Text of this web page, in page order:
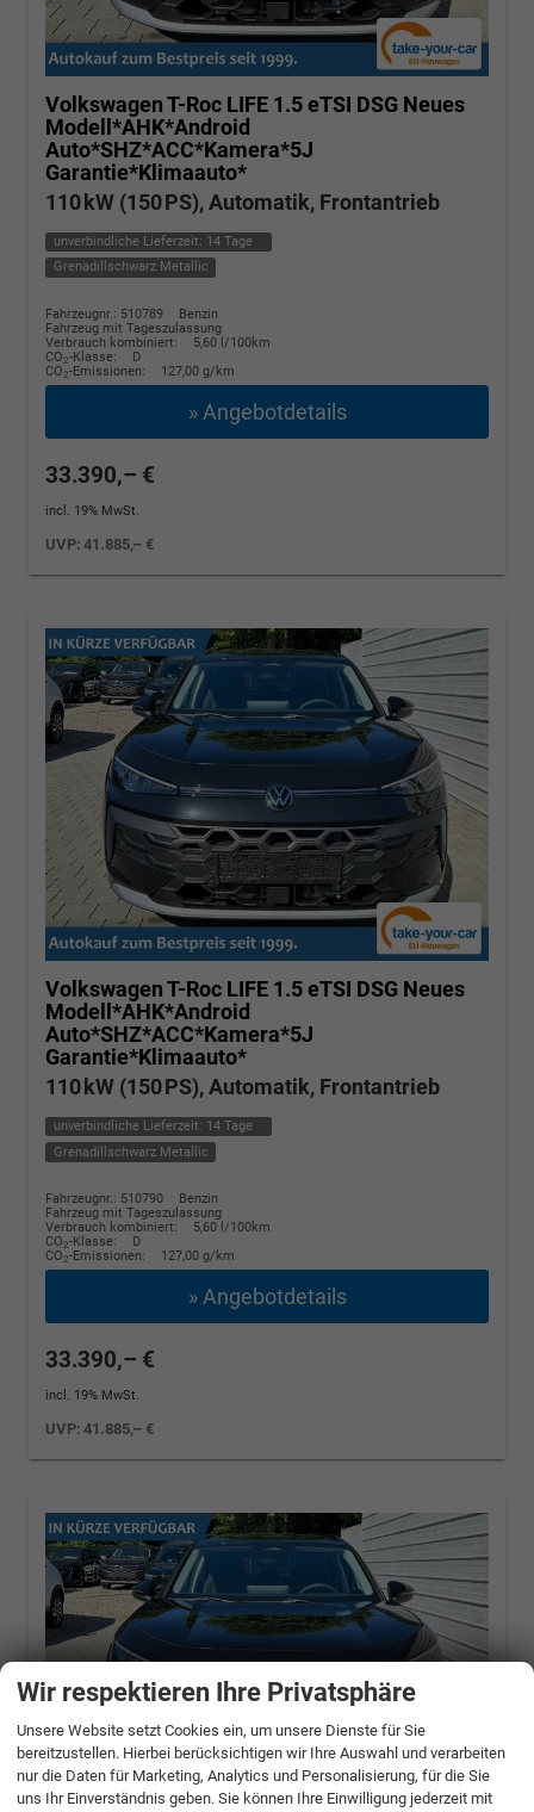
Volkswagen T-Roc LIFE 1.5 eTSI DSG Neues
Modell*AHK*Android
Auto*SHZ*ACC*Kamera*5J
Garantie*Klimaauto*
110 kW (150 PS), Automatik, Frontantrieb
unverbindliche Lieferzeit: 14 Tage
Grenadillschwarz Metallic
Fahrzeugnr.: 510789
Benzin
Fahrzeug mit Tageszulassung
Verbrauch kombiniert:
5,60 l/100km
CO2-Klasse:
D
CO2-Emissionen: 127,00 g/km
» Angebotdetails
33.390,– €
incl. 19% MwSt.
UVP:41.885,– €
Volkswagen T-Roc LIFE 1.5 eTSI DSG Neues
Modell*AHK*Android
Auto*SHZ*ACC*Kamera*5J
Garantie*Klimaauto*
110 kW (150 PS), Automatik, Frontantrieb
unverbindliche Lieferzeit: 14 Tage
Grenadillschwarz Metallic
Fahrzeugnr.: 510790
Benzin
Fahrzeug mit Tageszulassung
Verbrauch kombiniert:
5,60 l/100km
CO2-Klasse:
D
CO2-Emissionen: 127,00 g/km
» Angebotdetails
33.390,– €
incl. 19% MwSt.
UVP:41.885,– €
Wir respektieren Ihre Privatsphäre
Unsere Website setzt Cookies ein, um unsere Dienste für Sie
bereitzustellen. Hierbei berücksichtigen wir Ihre Auswahl und verarbeiten
nur die Daten für Marketing, Analytics und Personalisierung, für die Sie
uns Ihr Einverständnis geben. Sie können Ihre Einwilligung jederzeit mit